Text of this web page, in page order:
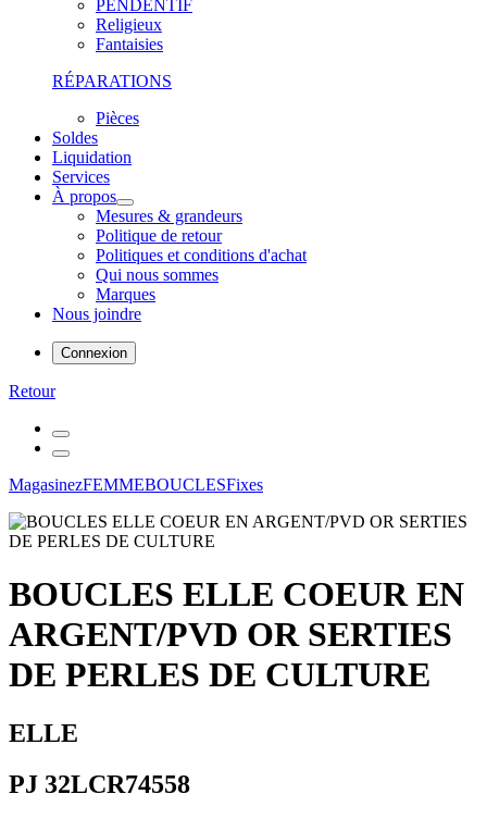
PENDENTIF
Religieux
Fantaisies
RÉPARATIONS
Pièces
Soldes
Liquidation
Services
À propos
Mesures & grandeurs
Politique de retour
Politiques et conditions d'achat
Qui nous sommes
Marques
Nous joindre
Connexion
Retour
MagasinezFEMMEBOUCLESFixes
BOUCLES ELLE COEUR EN
ARGENT/PVD OR SERTIES
DE PERLES DE CULTURE
ELLE
PJ 32LCR74558